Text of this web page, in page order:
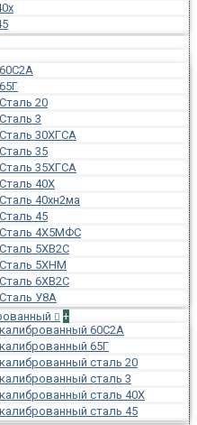
20
3
30ХГСА
35
35ХГСА
40Х
40хн2ма
45
4Х5МФС
5ХВ2С
5ХНМ
6ХВ2С
У8А
+
60С2А
65Г
сталь 20
сталь 3
сталь 40Х
сталь 45